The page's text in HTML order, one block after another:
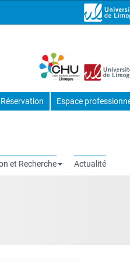
Réservation Espace
et Recherche Actualité